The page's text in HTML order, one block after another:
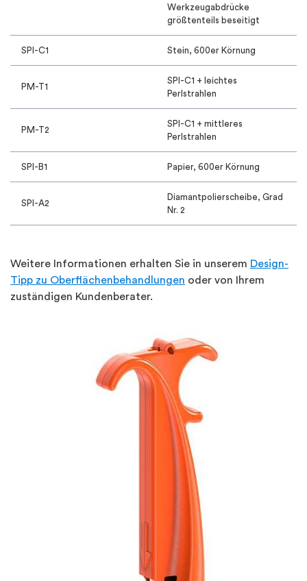
Werkzeugabdrücke
größtenteils beseitigt
SPI-C1 Stein, 600er Körnung
PM-T1
SPI-C1 + leichtes
Perlstrahlen
PM-T2
SPI-C1 + mittleres
Perlstrahlen
SPI-B1 Papier, 600er Körnung
SPI-A2
Diamantpolierscheibe, Grad
Nr. 2
Weitere Informationen erhalten Sie in unserem Design-
Tipp zu Oberflächenbehandlungen oder von Ihrem
zuständigen Kundenberater.